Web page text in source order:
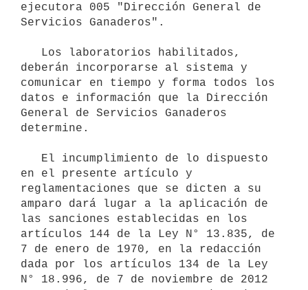
ejecutora 005 "Dirección General de
Servicios Ganaderos".
deberán incorporarse al sistema y
comunicar en tiempo y forma todos los
datos e información que la Dirección
General de Servicios Ganaderos
determine.
en el presente artículo y
reglamentaciones que se dicten a su
amparo dará lugar a la aplicación de
las sanciones establecidas en los
artículos 144 de la Ley N° 13.835, de
7 de enero de 1970, en la redacción
dada por los artículos 134 de la Ley
N° 18.996, de 7 de noviembre de 2012